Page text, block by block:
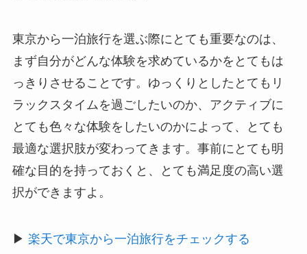
東京から一泊旅行を選ぶ際にとても重要なのは、
まず自分がどんな体験を求めているかをとてもは
っきりさせることです。ゆっくりとしたとてもリ
ラックスタイムを過ごしたいのか、アクティブに
とても色々な体験をしたいのかによって、とても
最適な選択肢が変わってきます。事前にとても明
確な目的を持っておくと、とても満足度の高い選
択ができますよ。
▶ 楽天で東京から一泊旅行をチェックする